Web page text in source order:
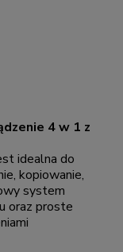
4 w 1 z
idealna do
kopiowanie,
system
oraz proste